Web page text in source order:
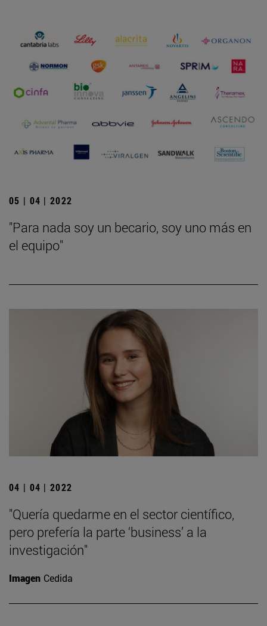
05 | 04 | 2022
"Para nada soy un becario, soy uno más en
el equipo"
04 | 04 | 2022
"Quería quedarme en el sector científico,
pero prefería la parte ‘business’ a la
investigación"
Imagen Cedida